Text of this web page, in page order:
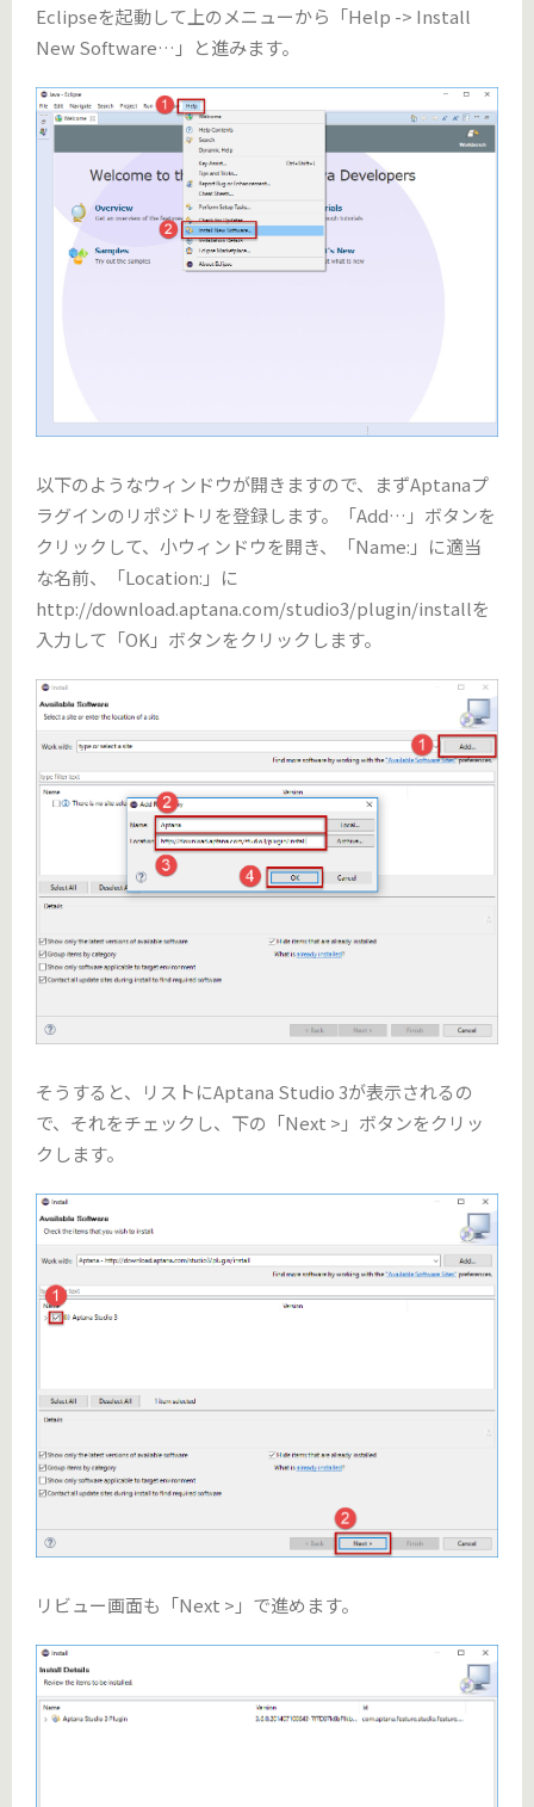
Eclipseを起動して上のメニューから「Help -> Install
New Software…」と進みます。
以下のようなウィンドウが開きますので、まずAptanaプ
ラグインのリポジトリを登録します。「Add…」ボタンを
クリックして、小ウィンドウを開き、「Name:」に適当
な名前、「Location:」に
http://download.aptana.com/studio3/plugin/installを
入力して「OK」ボタンをクリックします。
そうすると、リストにAptana Studio 3が表示されるの
で、それをチェックし、下の「Next >」ボタンをクリッ
クします。
リビュー画面も「Next >」で進めます。